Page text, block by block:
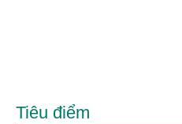
Tiêu điểm